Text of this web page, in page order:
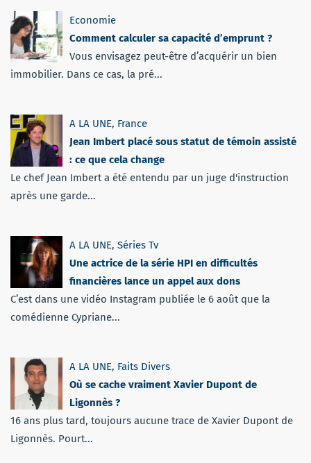
Economie
Comment calculer sa capacité d’emprunt ?
Vous envisagez peut-être d’acquérir un bien
immobilier. Dans ce cas, la pré...
A LA UNE, France
Jean Imbert placé sous statut de témoin assisté
: ce que cela change
Le chef Jean Imbert a été entendu par un juge d'instruction
après une garde...
A LA UNE, Séries Tv
Une actrice de la série HPI en difficultés
financières lance un appel aux dons
C’est dans une vidéo Instagram publiée le 6 août que la
comédienne Cypriane...
A LA UNE, Faits Divers
Où se cache vraiment Xavier Dupont de
Ligonnès ?
16 ans plus tard, toujours aucune trace de Xavier Dupont de
Ligonnès. Pourt...